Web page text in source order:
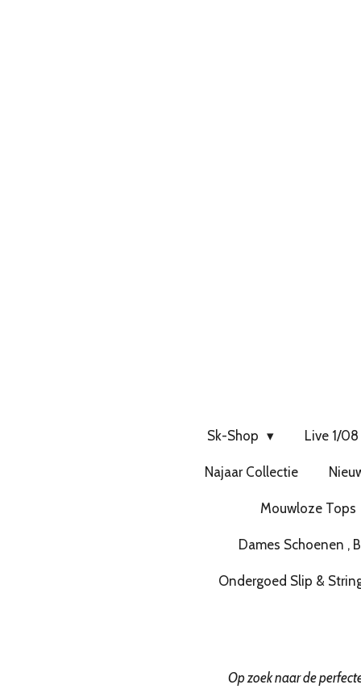
Sk-Shop Live 1/08
Najaar Collectie
Mouwloze Tops
Dames Schoenen ,
Ondergoed Slip &
Op zoek naar de